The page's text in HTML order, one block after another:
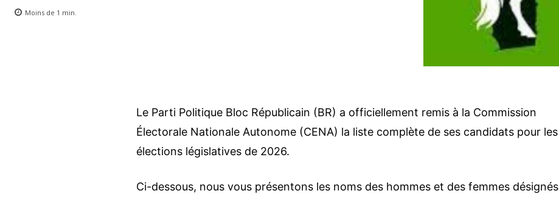
Moins de 1 min.
Le Parti Politique Bloc Républicain (BR) a officiellement remis à la Commission
Électorale Nationale Autonome (CENA) la liste complète de ses candidats pour les
élections législatives de 2026.
Ci-dessous, nous vous présentons les noms des hommes et des femmes désignés